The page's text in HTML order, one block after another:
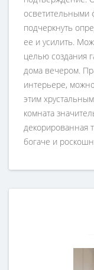
осветительными
подчеркнуть
ее и усилить.
целью создания
дома вечером.
интерьере,
этим
комната
декорированная
богаче и